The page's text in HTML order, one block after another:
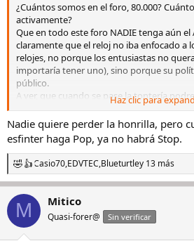
¿Cuántos somos en el foro, 80.000?
activamente?
Que en todo este foro NADIE tenga aún el
claramente que el reloj no iba enfocado a
relojes, no porque los entusiastas no
importaría tener uno), sino porque su
público.
A ver, que cuando se pase la tontería
incluyo en ese sector, pero que en un
la relojería no tengamos acceso.... es un
Haz clic para
Nadie quiere perder la honrilla, pero
esfinter haga Pop, ya no habrá Stop.
R
e
a
c
i
Casio70,EDVTEC,Blueturtley 13 más
M Mitico
Quasi-forer@ Sin verificar